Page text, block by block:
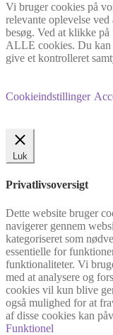
Vi bruger cookies på
relevante oplevelse
besøg. Ved at klikke
ALLE cookies. Du
give et kontrolleret
Cookieindstillinger
Luk
Privatlivsoversigt
Dette website bruger
navigerer gennem
kategoriseret som
essentielle for
funktionaliteter. Vi
med at analysere og
cookies vil kun blive
også mulighed for at
af disse cookies kan
Funktionel